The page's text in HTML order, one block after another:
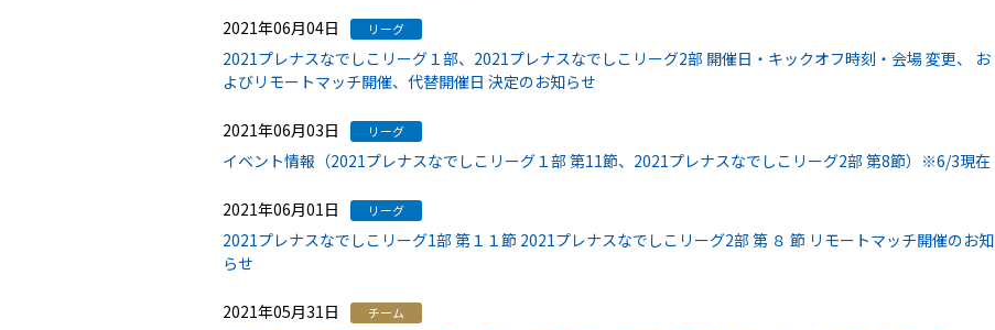
2021年06月04日 リーグ
2021プレナスなでしこリーグ１部、2021プレナスなでしこリーグ2部 開催日・キックオフ時刻・会場 変更、 お
よびリモートマッチ開催、代替開催日 決定のお知らせ
2021年06月03日 リーグ
イベント情報（2021プレナスなでしこリーグ１部 第11節、2021プレナスなでしこリーグ2部 第8節）※6/3現在
2021年06月01日 リーグ
2021プレナスなでしこリーグ1部 第１１節 2021プレナスなでしこリーグ2部 第 ８ 節 リモートマッチ開催のお知
らせ
2021年05月31日 チーム